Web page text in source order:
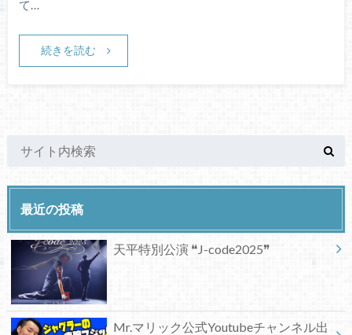
て…
続きを読む
最近の投稿
天平特別公演 ❝J-code2025❞
Mr.マリック公式Youtubeチャンネル出